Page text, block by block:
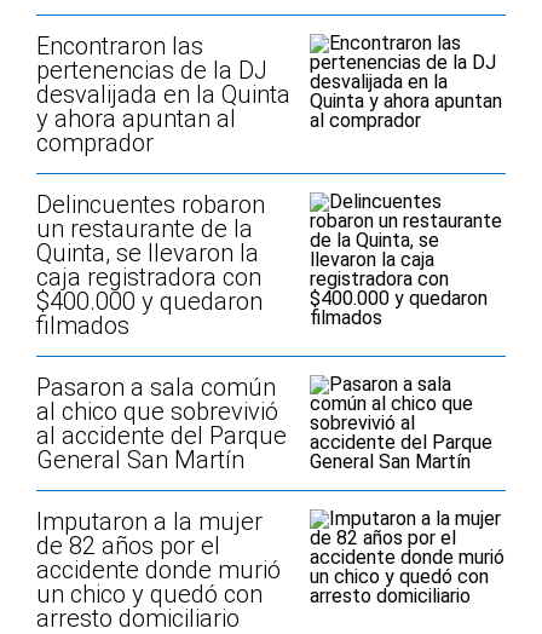
Encontraron las
pertenencias de la DJ
desvalijada en la Quinta
y ahora apuntan al
comprador
Delincuentes robaron
un restaurante de la
Quinta, se llevaron la
caja registradora con
$400.000 y quedaron
filmados
Pasaron a sala común
al chico que sobrevivió
al accidente del Parque
General San Martín
Imputaron a la mujer
de 82 años por el
accidente donde murió
un chico y quedó con
arresto domiciliario